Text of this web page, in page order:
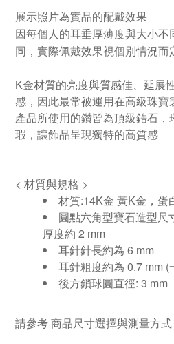
展示照片為實品的配戴效果
因每個人的耳垂厚薄度與大小
同，實際佩戴效果視個別情況而
K金材質的亮度與質感佳、延展
感，因此最常被運用在高級珠寶
產品所使用的鑽皆為頂級鋯石，
瑕，讓飾品呈現獨特的高質感
< 材質與規格 >
材質:14K金 黃K金，蛋
圓點六角型寶石造型尺
厚度約 2 mm
耳針針長約為 6 mm
耳針粗度約為 0.7 mm (
後方鎖球圓直徑: 3 mm
請參考商品尺寸選擇與測量方式